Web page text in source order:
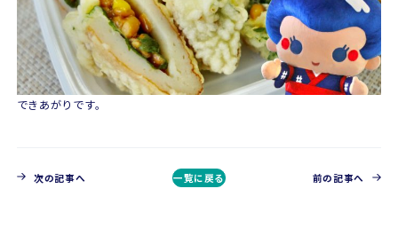
できあがりです。
次の記事へ 一覧に戻る 前の記事へ